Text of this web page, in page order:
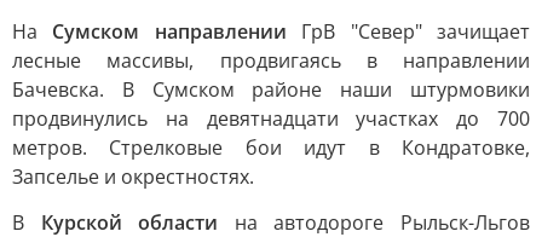
На Сумском направлении ГрВ "Север" зачищает
лесные массивы, продвигаясь в направлении
Бачевска. В Сумском районе наши штурмовики
продвинулись на девятнадцати участках до 700
метров. Стрелковые бои идут в Кондратовке,
Запселье и окрестностях.
В Курской области на автодороге Рыльск-Льгов